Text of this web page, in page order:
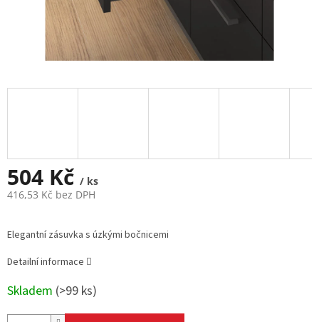
504 Kč / ks
416,53 Kč bez DPH
cena:
Elegantní zásuvka s úzkými bočnicemi
Detailní informace
Skladem (>99 ks)